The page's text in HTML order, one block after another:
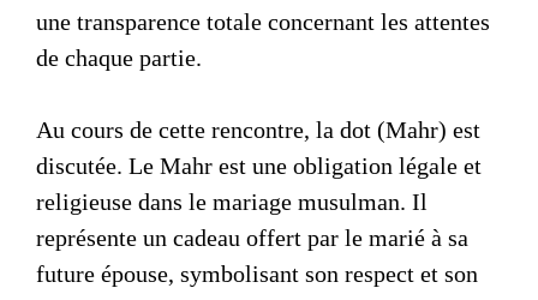
une transparence totale concernant les attentes
de chaque partie.
Au cours de cette rencontre, la dot (Mahr) est
discutée. Le Mahr est une obligation légale et
religieuse dans le mariage musulman. Il
représente un cadeau offert par le marié à sa
future épouse, symbolisant son respect et son